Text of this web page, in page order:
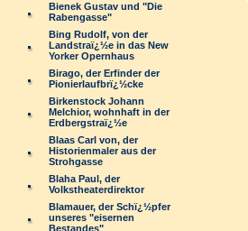
Bienek Gustav und "Die
Rabengasse"
Bing Rudolf, von der
Landstraï¿½e in das New
Yorker Opernhaus
Birago, der Erfinder der
Pionierlaufbrï¿½cke
Birkenstock Johann
Melchior, wohnhaft in der
Erdbergstraï¿½e
Blaas Carl von, der
Historienmaler aus der
Strohgasse
Blaha Paul, der
Volkstheaterdirektor
Blamauer, der Schï¿½pfer
unseres "eisernen
Bestandes"